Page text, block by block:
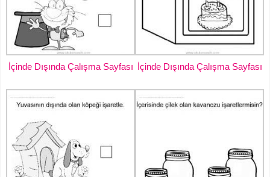
İçinde Dışında Çalışma Sayfası İçinde Dışında Çalışma Sayfası